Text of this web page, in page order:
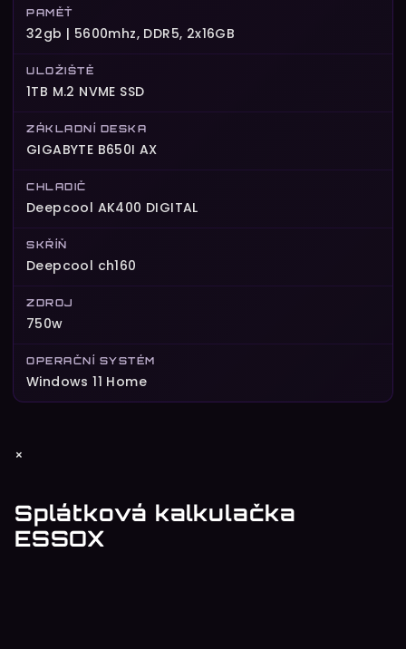
PAMĚŤ
32gb | 5600mhz, DDR5, 2x16GB
ULOŽIŠTĚ
1TB M.2 NVME SSD
ZÁKLADNÍ DESKA
GIGABYTE B650I AX
CHLADIČ
Deepcool AK400 DIGITAL
SKŘÍŇ
Deepcool ch160
ZDROJ
750w
OPERAČNÍ SYSTÉM
Windows 11 Home
Z×
Splátková kalkulačka
ESSOX